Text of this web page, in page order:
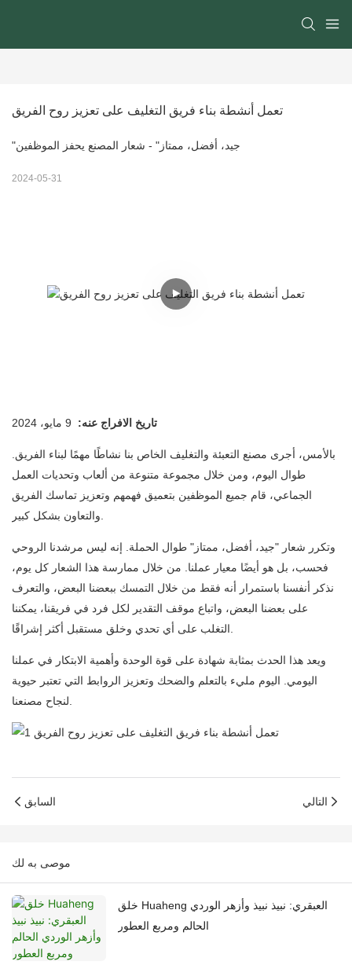
تعمل أنشطة بناء فريق التغليف على تعزيز روح الفريق
"جيد، أفضل، ممتاز" - شعار المصنع يحفز الموظفين
2024-05-31
تاريخ الافراج عنه:
بالأمس، أجرى مصنع التعبئة والتغليف الخاص بنا نشاطًا مهمًا لبناء الفريق.
طوال اليوم، ومن خلال مجموعة متنوعة من ألعاب وتحديات العمل
الجماعي، قام جميع الموظفين بتعميق فهمهم وتعزيز تماسك الفريق
والتعاون بشكل كبير.
وتكرر شعار "جيد، أفضل، ممتاز" طوال الحملة. إنه ليس مرشدنا الروحي
فحسب، بل هو أيضًا معيار عملنا. من خلال ممارسة هذا الشعار كل يوم،
نذكر أنفسنا باستمرار أنه فقط من خلال التمسك ببعضنا البعض، والتعرف
على بعضنا البعض، واتباع موقف التقدير لكل فرد في فريقنا، يمكننا
التغلب على أي تحدي وخلق مستقبل أكثر إشراقًا.
ويعد هذا الحدث بمثابة شهادة على قوة الوحدة وأهمية الابتكار في عملنا
اليومي. اليوم مليء بالتعلم والضحك وتعزيز الروابط التي تعتبر حيوية
لنجاح مصنعنا.
السابق التالي
موصى به لك
خلق Huaheng العبقري: نبيذ نبيذ وأزهر الوردي
الحالم ومربع العطور